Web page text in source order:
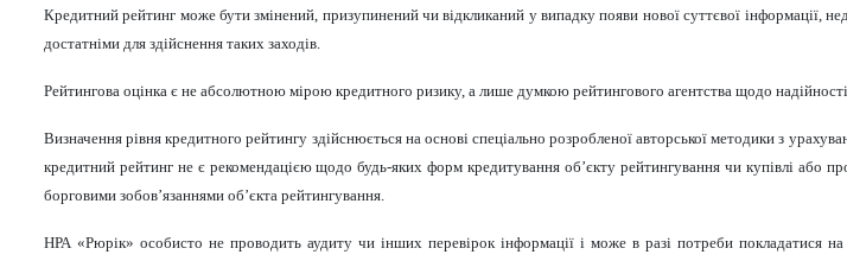
Кредитний рейтинг може бути змінений, призупинений чи відкликаний у випадку появи нової суттєвої інформації,
достатніми для здійснення таких заходів.
Рейтингова оцінка є не абсолютною мірою кредитного ризику, а лише думкою рейтингового агентства щодо
Визначення рівня кредитного рейтингу здійснюється на основі спеціально розробленої авторської методики з
кредитний рейтинг не є рекомендацією щодо будь-яких форм кредитування об’єкту рейтингування чи купівлі або
борговими зобов’язаннями об’єкта рейтингування.
НРА «Рюрік» особисто не проводить аудиту чи інших перевірок інформації і може в разі потреби покладатися